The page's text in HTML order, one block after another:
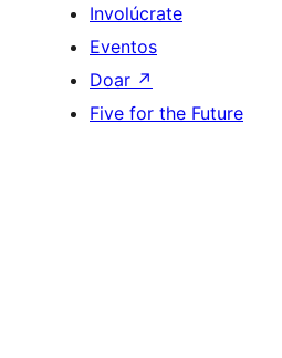
Involúcrate
Eventos
Doar ↗
Five for the Future